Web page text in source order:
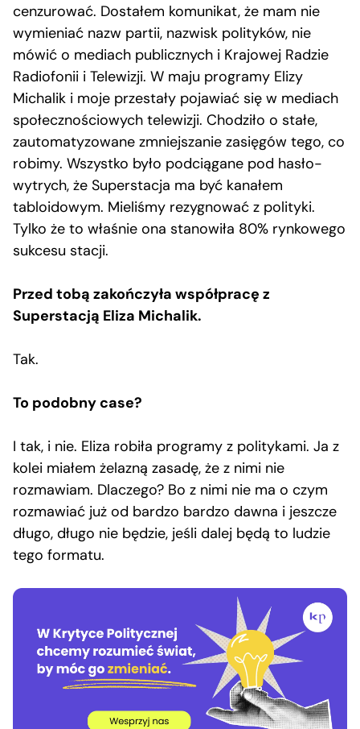
cenzurować. Dostałem komunikat, że mam nie
wymieniać nazw partii, nazwisk polityków, nie
mówić o mediach publicznych i Krajowej Radzie
Radiofonii i Telewizji. W maju programy Elizy
Michalik i moje przestały pojawiać się w mediach
społecznościowych telewizji. Chodziło o stałe,
zautomatyzowane zmniejszanie zasięgów tego, co
robimy. Wszystko było podciągane pod hasło-
wytrych, że Superstacja ma być kanałem
tabloidowym. Mieliśmy rezygnować z polityki.
Tylko że to właśnie ona stanowiła 80% rynkowego
sukcesu stacji.
Przed tobą zakończyła współpracę z
Superstacją Eliza Michalik.
Tak.
To podobny case?
I tak, i nie. Eliza robiła programy z politykami. Ja z
kolei miałem żelazną zasadę, że z nimi nie
rozmawiam. Dlaczego? Bo z nimi nie ma o czym
rozmawiać już od bardzo bardzo dawna i jeszcze
długo, długo nie będzie, jeśli dalej będą to ludzie
tego formatu.